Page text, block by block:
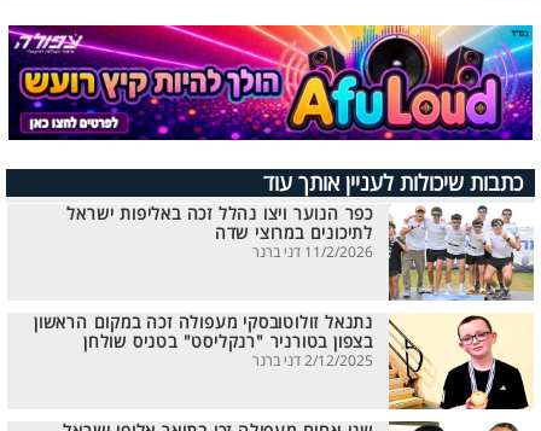
כתבות שיכולות לעניין אותך עוד
כפר הנוער ויצו נהלל זכה באליפות ישראל
לתיכונים במרוצי שדה
11/2/2026 דני ברנר
נתנאל זולוטובסקי מעפולה זכה במקום הראשון
בצפון בטורניר "רנקליסט" בטניס שולחן
2/12/2025 דני ברנר